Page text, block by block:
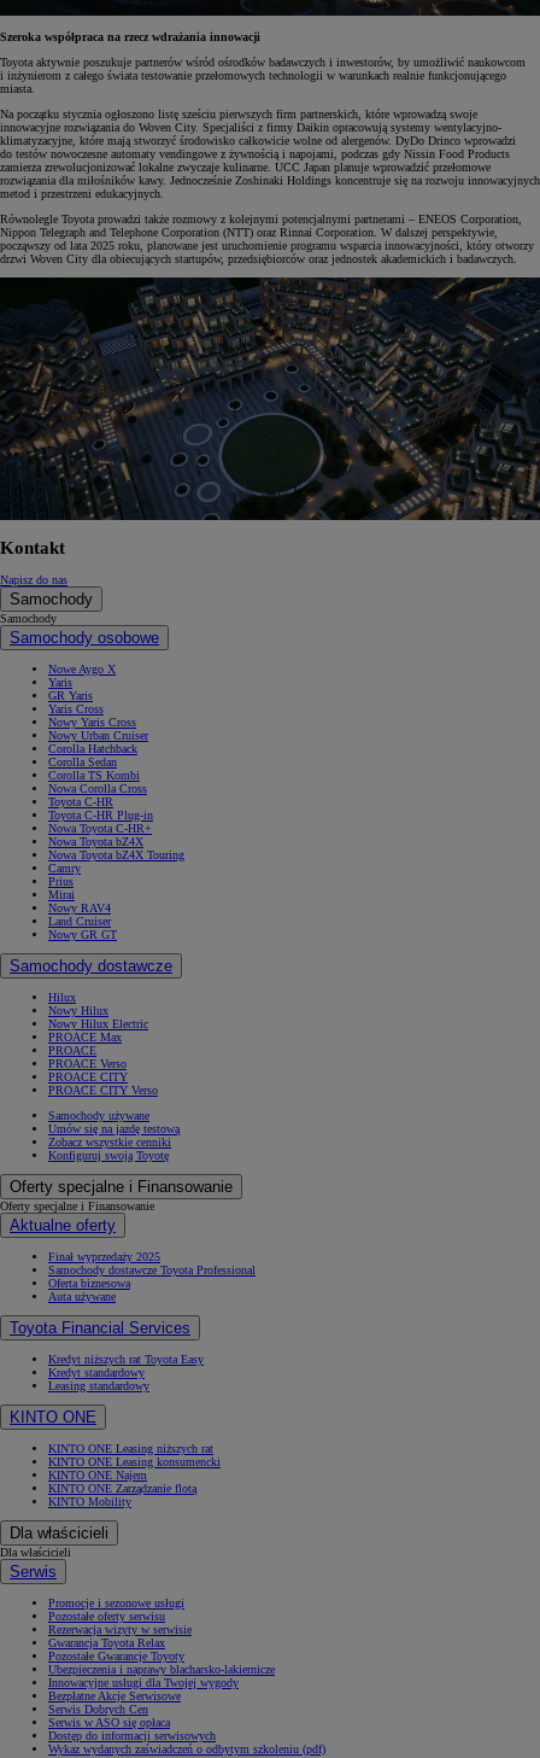
Szeroka współpraca na rzecz wdrażania innowacji
Toyota aktywnie poszukuje partnerów wśród ośrodków badawczych i inwestorów, by umożliwić naukowcom
i inżynierom z całego świata testowanie przełomowych technologii w warunkach realnie funkcjonującego
miasta.
Na początku stycznia ogłoszono listę sześciu pierwszych firm partnerskich, które wprowadzą swoje
innowacyjne rozwiązania do Woven City. Specjaliści z firmy Daikin opracowują systemy wentylacyjno-
klimatyzacyjne, które mają stworzyć środowisko całkowicie wolne od alergenów. DyDo Drinco wprowadzi
do testów nowoczesne automaty vendingowe z żywnością i napojami, podczas gdy Nissin Food Products
zamierza zrewolucjonizować lokalne zwyczaje kulinarne. UCC Japan planuje wprowadzić przełomowe
rozwiązania dla miłośników kawy. Jednocześnie Zoshinaki Holdings koncentruje się na rozwoju innowacyjnych
metod i przestrzeni edukacyjnych.
Równolegle Toyota prowadzi także rozmowy z kolejnymi potencjalnymi partnerami – ENEOS Corporation,
Nippon Telegraph and Telephone Corporation (NTT) oraz Rinnai Corporation. W dalszej perspektywie,
począwszy od lata 2025 roku, planowane jest uruchomienie programu wsparcia innowacyjności, który otworzy
drzwi Woven City dla obiecujących startupów, przedsiębiorców oraz jednostek akademickich i badawczych.
Kontakt
Napisz do nas
Samochody
Samochody
Samochody osobowe
Nowe Aygo X
Yaris
GR Yaris
Yaris Cross
Nowy Yaris Cross
Nowy Urban Cruiser
Corolla Hatchback
Corolla Sedan
Corolla TS Kombi
Nowa Corolla Cross
Toyota C-HR
Toyota C-HR Plug-in
Nowa Toyota C-HR+
Nowa Toyota bZ4X
Nowa Toyota bZ4X Touring
Camry
Prius
Mirai
Nowy RAV4
Land Cruiser
Nowy GR GT
Samochody dostawcze
Hilux
Nowy Hilux
Nowy Hilux Electric
PROACE Max
PROACE
PROACE Verso
PROACE CITY
PROACE CITY Verso
Samochody używane
Umów się na jazdę testową
Zobacz wszystkie cenniki
Konfiguruj swoją Toyotę
Oferty specjalne i Finansowanie
Oferty specjalne i Finansowanie
Aktualne oferty
Finał wyprzedaży 2025
Samochody dostawcze Toyota Professional
Oferta biznesowa
Auta używane
Toyota Financial Services
Kredyt niższych rat Toyota Easy
Kredyt standardowy
Leasing standardowy
KINTO ONE
KINTO ONE Leasing niższych rat
KINTO ONE Leasing konsumencki
KINTO ONE Najem
KINTO ONE Zarządzanie flotą
KINTO Mobility
Dla właścicieli
Dla właścicieli
Serwis
Promocje i sezonowe usługi
Pozostałe oferty serwisu
Rezerwacja wizyty w serwisie
Gwarancja Toyota Relax
Pozostałe Gwarancje Toyoty
Ubezpieczenia i naprawy blacharsko-lakiernicze
Innowacyjne usługi dla Twojej wygody
Bezpłatne Akcje Serwisowe
Serwis Dobrych Cen
Serwis w ASO się opłaca
Dostęp do informacji serwisowych
Wykaz wydanych zaświadczeń o odbytym szkoleniu (pdf)